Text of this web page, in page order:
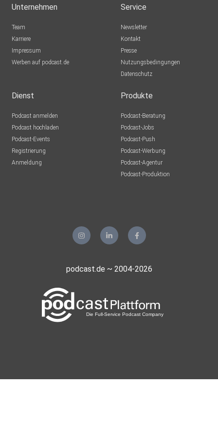
Unternehmen
Team
Karriere
Impressum
Werben auf podcast.de
Service
Newsletter
Kontakt
Presse
Nutzungsbedingungen
Datenschutz
Dienst
Podcast anmelden
Podcast hochladen
Podcast-Events
Registrierung
Anmeldung
Produkte
Podcast-Beratung
Podcast-Jobs
Podcast-Push
Podcast-Werbung
Podcast-Agentur
Podcast-Produktion
podcast.de ~ 2004-2026